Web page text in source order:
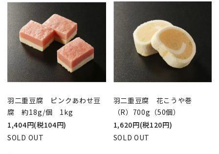
羽二重豆腐 ピンクあわせ豆
腐 約18g/個 1kg
1,404円(税104円)
SOLD OUT
羽二重豆腐 花こうや巻
（R）700g（50個）
1,620円(税120円)
SOLD OUT